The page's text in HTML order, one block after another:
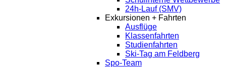
24h-Lauf (SMV)
Exkursionen + Fahrten
Ausflüge
Klassenfahrten
Studienfahrten
Ski-Tag am Feldberg
Spo-Team